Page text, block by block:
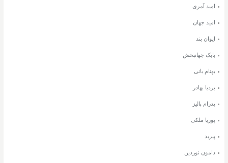
امید آمری
امید جهان
ایوان بند
بابک جهانبخش
بهنام بانی
بردیا بهادر
پدرام پالیز
پوریا ملکی
پیربد
دامون نوردین